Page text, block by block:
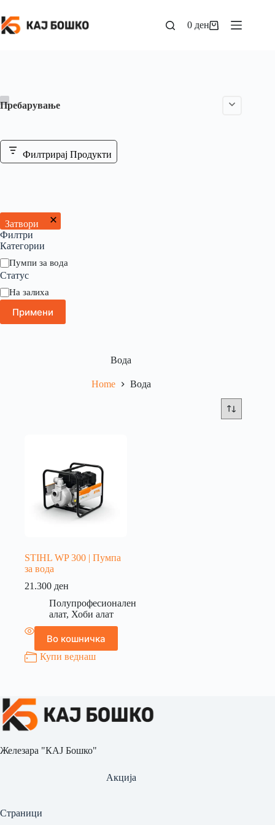
0 ден
Вода
Home Вода
STIHL WP 300 | Пумпа
за вода
21.300 ден
Полупрофесионален
алат, Хоби алат
Во кошничка
Купи веднаш
Пребарување
Филтрирај Продукти
Затвори
Филтри
Категории
Пумпи за вода
Статус
На залиха
Примени
Железара "КАЈ Бошко"
Акција
Страници